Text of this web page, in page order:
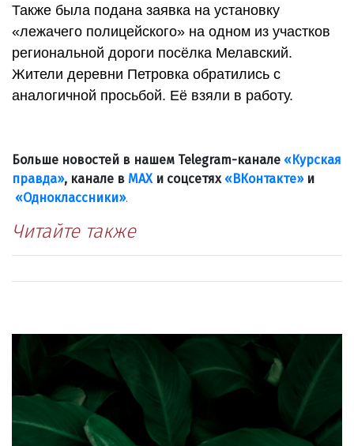
Также была подана заявка на установку
«лежачего полицейского» на одном из участков
региональной дороги посёлка Мелавский.
Жители деревни Петровка обратились с
аналогичной просьбой. Её взяли в работу.
Больше новостей в нашем Telegram-канале «Курская
правда», канале в МАХи соцсетях «ВКонтакте»и
«Одноклассники».
Читайте также